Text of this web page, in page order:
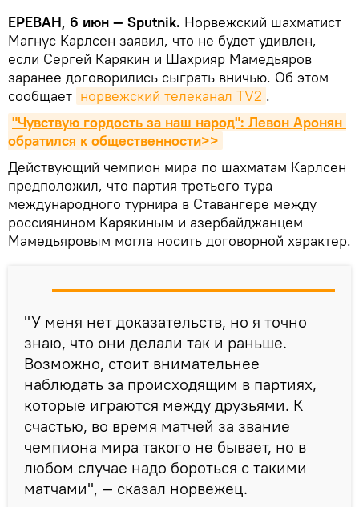
ЕРЕВАН, 6 июн — Sputnik. Норвежский шахматист
Магнус Карлсен заявил, что не будет удивлен,
если Сергей Карякин и Шахрияр Мамедьяров
заранее договорились сыграть вничью. Об этом
сообщает норвежский телеканал TV2 .
"Чувствую гордость за наш народ": Левон Аронян
обратился к общественности>>
Действующий чемпион мира по шахматам Карлсен
предположил, что партия третьего тура
международного турнира в Ставангере между
россиянином Карякиным и азербайджанцем
Мамедьяровым могла носить договорной характер.
"У меня нет доказательств, но я точно
знаю, что они делали так и раньше.
Возможно, стоит внимательнее
наблюдать за происходящим в партиях,
которые играются между друзьями. К
счастью, во время матчей за звание
чемпиона мира такого не бывает, но в
любом случае надо бороться с такими
матчами", — сказал норвежец.